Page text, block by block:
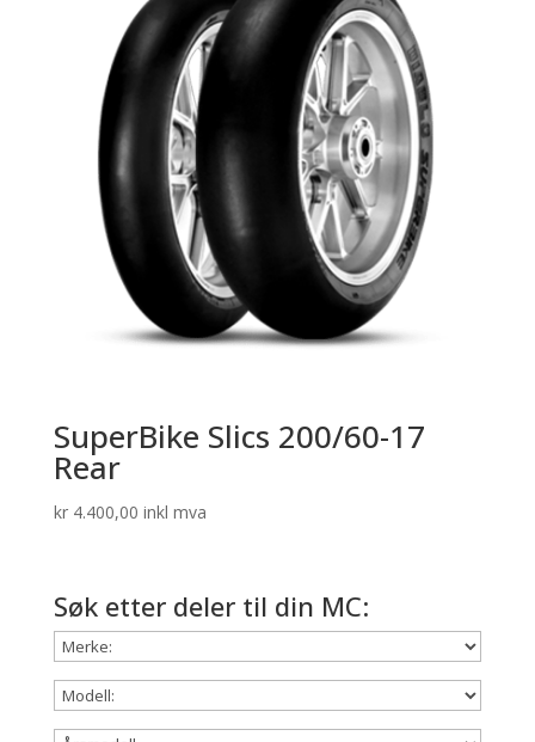
SuperBike Slics 200/60-17
Rear
kr4.400,00 inkl mva
Søk etter deler til din MC: